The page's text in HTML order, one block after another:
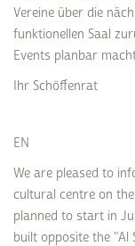
Vereine über die
funktionellen Saal
Events planbar
Ihr Schöffenrat
EN
We are pleased to
cultural centre on
planned to start in
built opposite the "Al